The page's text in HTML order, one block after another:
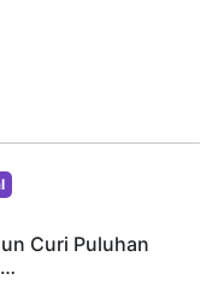
Curi Puluhan